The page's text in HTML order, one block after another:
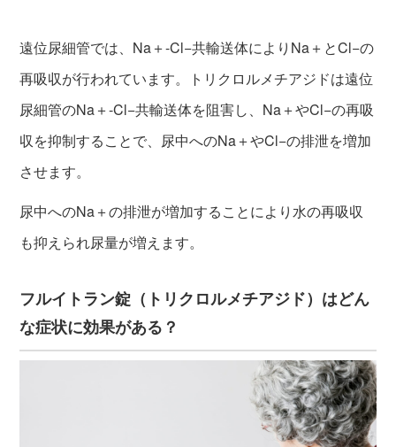
遠位尿細管では、Na＋-Cl−共輸送体によりNa＋とCl−の
再吸収が行われています。トリクロルメチアジドは遠位
尿細管のNa＋-Cl−共輸送体を阻害し、Na＋やCl−の再吸
収を抑制することで、尿中へのNa＋やCl−の排泄を増加
させます。
尿中へのNa＋の排泄が増加することにより水の再吸収
も抑えられ尿量が増えます。
フルイトラン錠（トリクロルメチアジド）はどん
な症状に効果がある？